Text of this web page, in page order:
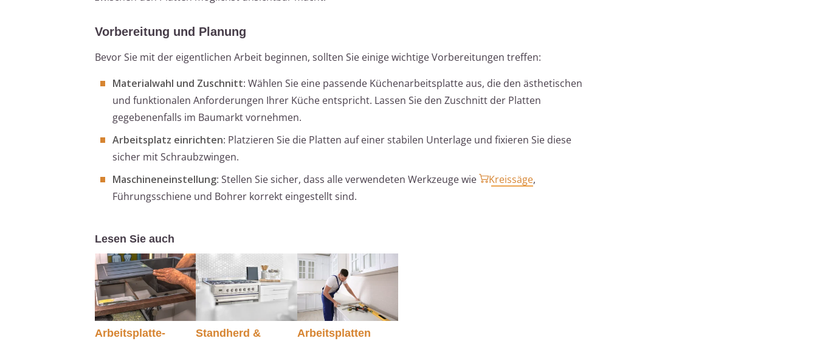
Vorbereitung und Planung
Bevor Sie mit der eigentlichen Arbeit beginnen, sollten Sie einige wichtige Vorbereitungen treffen:
Materialwahl und Zuschnitt: Wählen Sie eine passende Küchenarbeitsplatte aus, die den ästhetischen
und funktionalen Anforderungen Ihrer Küche entspricht. Lassen Sie den Zuschnitt der Platten
gegebenenfalls im Baumarkt vornehmen.
Arbeitsplatz einrichten: Platzieren Sie die Platten auf einer stabilen Unterlage und fixieren Sie diese
sicher mit Schraubzwingen.
Maschineneinstellung: Stellen Sie sicher, dass alle verwendeten Werkzeuge wie Kreissäge,
Führungsschiene und Bohrer korrekt eingestellt sind.
Lesen Sie auch
Arbeitsplatte-
Standherd &
Arbeitsplatten